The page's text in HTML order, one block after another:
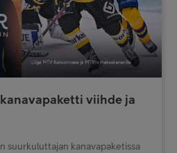
viihde ja
suurkuluttajan kanavapaketissa